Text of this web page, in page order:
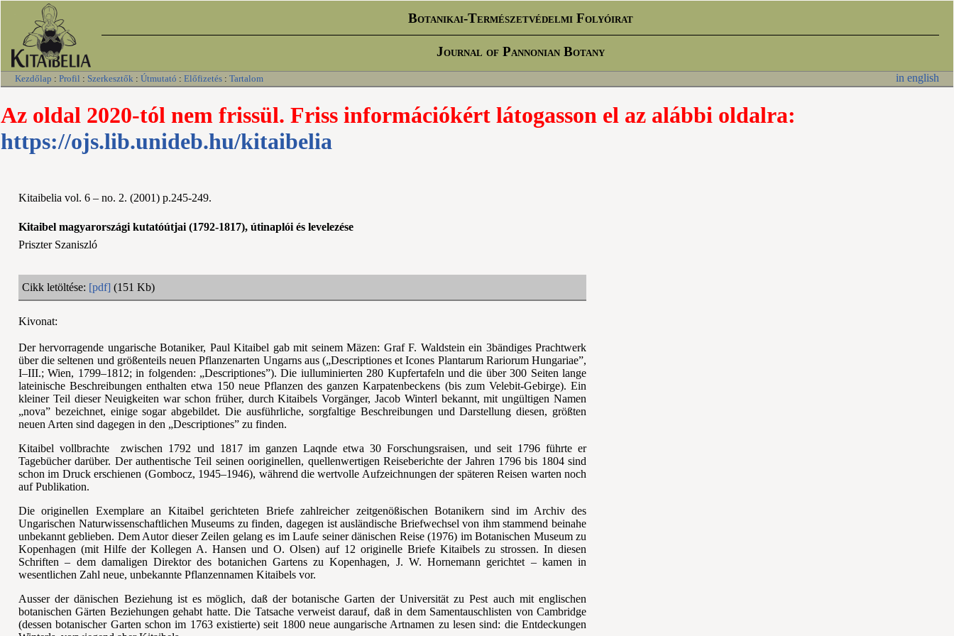
Botanikai-Természetvédelmi Folyóirat
Journal of Pannonian Botany
Kezdőlap : Profil : Szerkesztők : Útmutató : Előfizetés : Tartalom in english
Az oldal 2020-tól nem frissül. Friss információkért látogasson el az alábbi oldalra:
https://ojs.lib.unideb.hu/kitaibelia
Kitaibelia vol. 6 – no. 2. (2001) p.245-249.
Kitaibel magyarországi kutatóútjai (1792-1817), útinaplói és levelezése
Priszter Szaniszló
Cikk letöltése: [pdf] (151 Kb)
Kivonat:
Der hervorragende ungarische Botaniker, Paul Kitaibel gab mit seinem Mäzen: Graf F. Waldstein ein 3bändiges Prachtwerk
über die seltenen und größenteils neuen Pflanzenarten Ungarns aus („Descriptiones et Icones Plantarum Rariorum Hungariae”,
I–III.; Wien, 1799–1812; in folgenden: „Descriptiones”). Die iulluminierten 280 Kupfertafeln und die über 300 Seiten lange
lateinische Beschreibungen enthalten etwa 150 neue Pflanzen des ganzen Karpatenbeckens (bis zum Velebit-Gebirge). Ein
kleiner Teil dieser Neuigkeiten war schon früher, durch Kitaibels Vorgänger, Jacob Winterl bekannt, mit ungültigen Namen
„nova” bezeichnet, einige sogar abgebildet. Die ausführliche, sorgfaltige Beschreibungen und Darstellung diesen, größten
neuen Arten sind dagegen in den „Descriptiones” zu finden.
Kitaibel vollbrachte
zwischen 1792 und 1817 im ganzen Laqnde etwa 30 Forschungsraisen, und seit 1796 führte er
Tagebücher darüber. Der authentische Teil seinen ooriginellen, quellenwertigen Reiseberichte der Jahren 1796 bis 1804 sind
schon im Druck erschienen (Gombocz, 1945–1946), während die wertvolle Aufzeichnungen der späteren Reisen warten noch
auf Publikation.
Die originellen Exemplare an Kitaibel gerichteten Briefe zahlreicher zeitgenößischen Botanikern sind im Archiv des
Ungarischen Naturwissenschaftlichen Museums zu finden, dagegen ist ausländische Briefwechsel von ihm stammend beinahe
unbekannt geblieben. Dem Autor dieser Zeilen gelang es im Laufe seiner dänischen Reise (1976) im Botanischen Museum zu
Kopenhagen (mit Hilfe der Kollegen A. Hansen und O. Olsen) auf 12 originelle Briefe Kitaibels zu strossen. In diesen
Schriften – dem damaligen Direktor des botanichen Gartens zu Kopenhagen, J. W. Hornemann gerichtet – kamen in
wesentlichen Zahl neue, unbekannte Pflanzennamen Kitaibels vor.
Ausser der dänischen Beziehung ist es möglich, daß der botanische Garten der Universität zu Pest auch mit englischen
botanischen Gärten Beziehungen gehabt hatte. Die Tatsache verweist darauf, daß in dem Samentauschlisten von Cambridge
(dessen botanischer Garten schon im 1763 existierte) seit 1800 neue aungarische Artnamen zu lesen sind: die Entdeckungen